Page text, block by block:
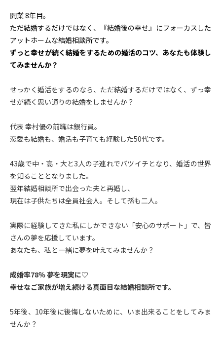
開業 8年目。
ただ結婚するだけではなく、『結婚後の幸せ』にフォーカスした
アットホームな結婚相談所です。
ずっと幸せが続く結婚をするための婚活のコツ、あなたも体験し
てみませんか？
せっかく婚活をするのなら、ただ結婚するだけではなく、ずっ幸
せが続く思い通りの結婚をしませんか？
代表 幸村優の前職は銀行員。
恋愛も結婚も、婚活も子育ても経験した50代です。
43歳で中・高・大と3人の子連れでバツイチとなり、婚活の世界
を知ることとなりました。
翌年結婚相談所で出会った夫と再婚し、
現在は子供たちは全員社会人。そして孫も二人。
実際に経験してきた私にしかできない「安心のサポート」で、皆
さんの夢を応援しています。
あなたも、私と一緒に夢を叶えてみませんか？
成婚率78％ 夢を現実に♡
幸せなご家族が増え続ける真面目な結婚相談所です。
5年後、10年後に後悔しないために、いま出来ることをしてみま
せんか？